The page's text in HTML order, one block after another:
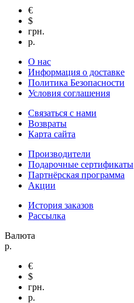
€
$
грн.
р.
О нас
Информация о доставке
Политика Безопасности
Условия соглашения
Связаться с нами
Возвраты
Карта сайта
Производители
Подарочные сертификаты
Партнёрская программа
Акции
История заказов
Рассылка
Валюта
р.
€
$
грн.
р.